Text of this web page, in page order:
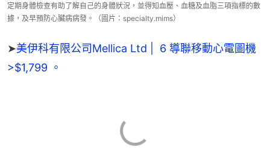
定期身體檢查有助了解自己的身體狀況，並得知血壓、血糖及血脂三項指標的數
據，及早預防心臟病病發。（圖片：specialty.mims）
➤美伊科有限公司Mellica Ltd |  6 導聯移動心電圖機
>$1,799 。